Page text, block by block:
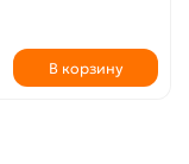
В корзину